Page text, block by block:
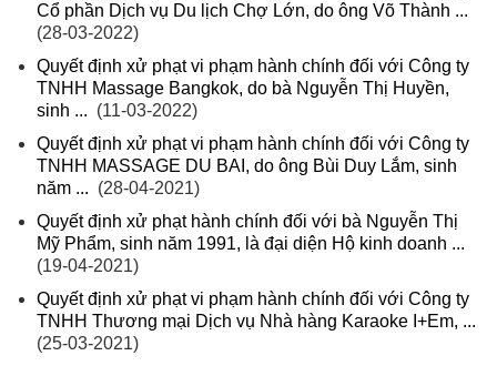
Cổ phần Dịch vụ Du lịch Chợ Lớn, do ông Võ Thành ...
(28-03-2022)
Quyết định xử phạt vi phạm hành chính đối với Công ty
TNHH Massage Bangkok, do bà Nguyễn Thị Huyền,
sinh ... (11-03-2022)
Quyết định xử phạt vi phạm hành chính đối với Công ty
TNHH MASSAGE DU BAI, do ông Bùi Duy Lắm, sinh
năm ... (28-04-2021)
Quyết định xử phạt hành chính đối với bà Nguyễn Thị
Mỹ Phẩm, sinh năm 1991, là đại diện Hộ kinh doanh ...
(19-04-2021)
Quyết định xử phạt vi phạm hành chính đối với Công ty
TNHH Thương mại Dịch vụ Nhà hàng Karaoke I+Em, ...
(25-03-2021)